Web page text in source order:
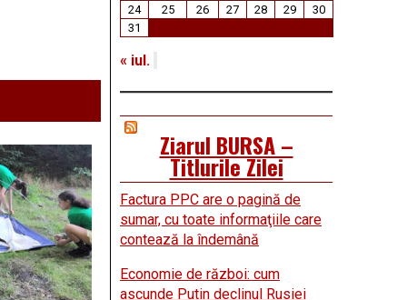
24
25 26 27 28 29
30
31
« iul.
Ziarul BURSA –
Titlurile Zilei
Factura PPC are o pagină de
sumar, cu toate informaţiile care
contează la îndemână
Economie de război: cum
ascunde Putin declinul Rusiei